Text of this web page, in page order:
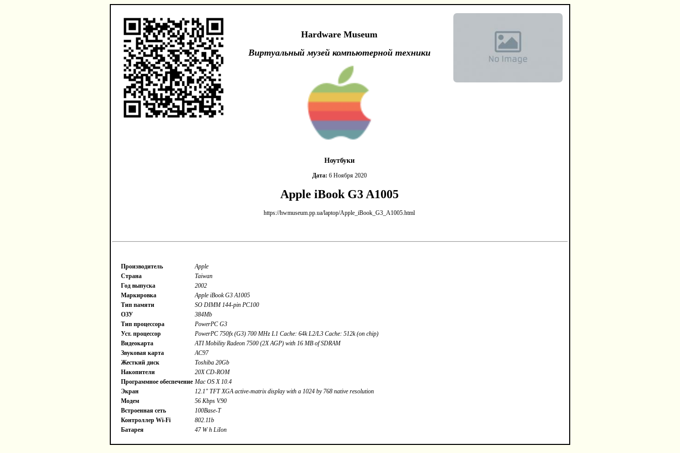
Hardware Museum
Виртуальный музей компьютерной техники
Ноутбуки
Дата: 6 Ноября 2020
Apple iBook G3 A1005
https://hwmuseum.pp.ua/laptop/Apple_iBook_G3_A1005.html
Производитель
Apple
Страна
Taiwan
Год выпуска
2002
Маркировка
Apple iBook G3 A1005
Тип памяти
SO DIMM 144-pin PC100
ОЗУ
384Mb
Тип процессора
PowerPC G3
Уст. процессор
PowerPC 750fx (G3) 700 MHz L1 Cache: 64k L2/L3 Cache: 512k (on chip)
Видеокарта
ATI Mobility Radeon 7500 (2X AGP) with 16 MB of SDRAM
Звуковая карта
AC97
Жесткий диск
Toshiba 20Gb
Накопители
20X CD-ROM
Программное обеспечение Mac OS X 10.4
Экран
12.1" TFT XGA active-matrix display with a 1024 by 768 native resolution
Модем
56 Kbps V.90
Встроенная сеть
100Base-T
Контроллер Wi-Fi
802.11b
Батарея
47 W h LiIon